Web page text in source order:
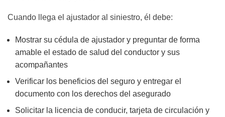
Cuando llega el ajustador al siniestro, él debe:
Mostrar su cédula de ajustador y preguntar de forma
amable el estado de salud del conductor y sus
acompañantes
Verificar los beneficios del seguro y entregar el
documento con los derechos del asegurado
Solicitar la licencia de conducir, tarjeta de circulación y